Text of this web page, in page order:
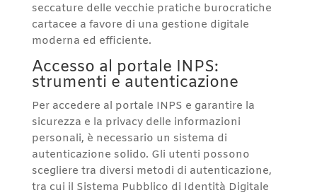
seccature delle vecchie pratiche burocratiche
cartacee a favore di una gestione digitale
moderna ed efficiente.
Accesso al portale INPS:
strumenti e autenticazione
Per accedere al portale INPS e garantire la
sicurezza e la privacy delle informazioni
personali, è necessario un sistema di
autenticazione solido. Gli utenti possono
scegliere tra diversi metodi di autenticazione,
tra cui il Sistema Pubblico di Identità Digitale